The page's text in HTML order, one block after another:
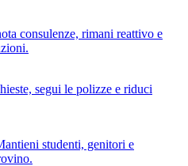
consulenze, rimani reattivo e
segui le polizze e riduci
studenti, genitori e